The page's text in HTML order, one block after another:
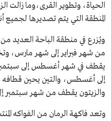
الحياة، وتطوير القرى،وما زالت
المنطقة التي يتم تصديرها لجميع
ويُزرع في منطقة الباحة العديد من
من شهر فبراير إلى شهر مارس،
يقطف في شهر أغسطس إلى
إلى أغسطس، والتين يحين قطافه
والزيتون يقطف من شهر سبتمبر
وتعد فاكهة الرمان من الفواكه